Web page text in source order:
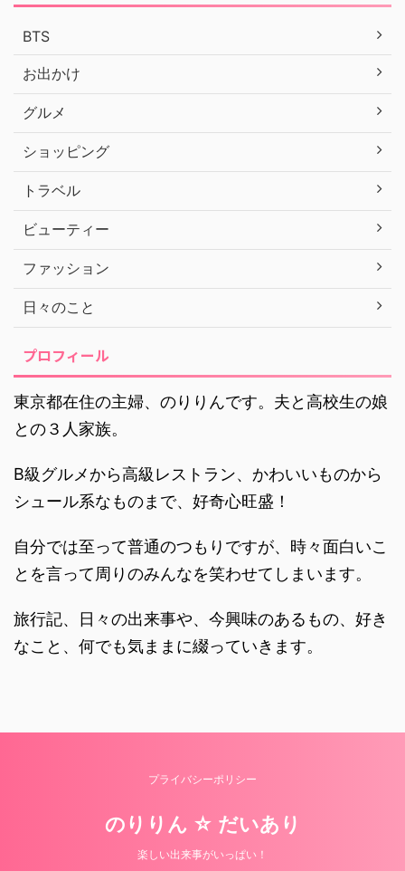
BTS
お出かけ
グルメ
ショッピング
トラベル
ビューティー
ファッション
日々のこと
プロフィール
東京都在住の主婦、のりりんです。夫と高校生の娘
との３人家族。
B級グルメから高級レストラン、かわいいものから
シュール系なものまで、好奇心旺盛！
自分では至って普通のつもりですが、時々面白いこ
とを言って周りのみんなを笑わせてしまいます。
旅行記、日々の出来事や、今興味のあるもの、好き
なこと、何でも気ままに綴っていきます。
プライバシーポリシー
のりりん ☆ だいあり
楽しい出来事がいっぱい！